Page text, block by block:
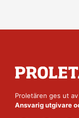
Proletären ges ut av
Ansvarig utgivare